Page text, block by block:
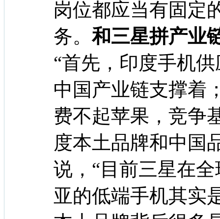
岗位都应当有固定
务。和三星拼产业
“首先，印度手机
中国产业链支撑着
费不起苹果，竞争
度本土品牌和中国
说，“目前三星在
亚的低端手机其实